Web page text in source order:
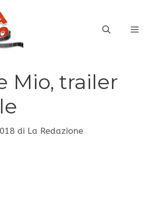
Mio, trailer
di La Redazione